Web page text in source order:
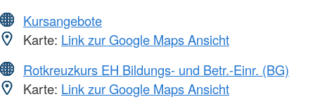
Kursangebote
Karte: Link zur Google Maps Ansicht
Rotkreuzkurs EH Bildungs- und Betr.-Einr. (BG)
Karte: Link zur Google Maps Ansicht